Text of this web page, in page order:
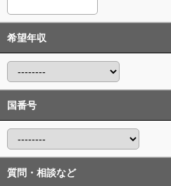
希望年収
国番号
質問・相談など